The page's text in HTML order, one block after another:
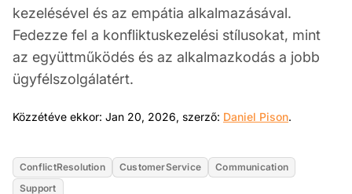
kezelésével és az empátia alkalmazásával.
Fedezze fel a konfliktuskezelési stílusokat, mint
az együttműködés és az alkalmazkodás a jobb
ügyfélszolgálatért.
Közzétéve ekkor: Jan 20, 2026, szerző: Daniel Pison.
ConflictResolution CustomerService
Communication
Support